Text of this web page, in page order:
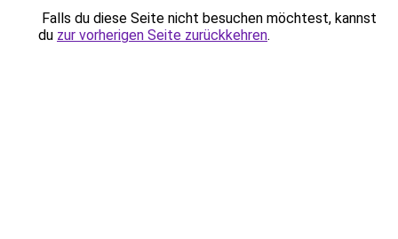
Falls du diese Seite nicht besuchen möchtest, kannst
du zur vorherigen Seite zurückkehren.